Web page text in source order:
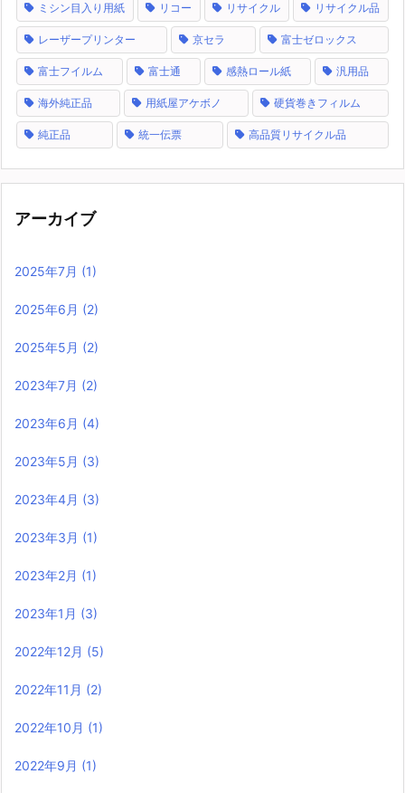
ミシン目入り用紙 リコー リサイクル リサイクル品
レーザープリンター 京セラ 富士ゼロックス
富士フイルム 富士通 感熱ロール紙 汎用品
海外純正品 用紙屋アケボノ 硬貨巻きフィルム
純正品 統一伝票 高品質リサイクル品
アーカイブ
2025年7月 (1)
2025年6月 (2)
2025年5月 (2)
2023年7月 (2)
2023年6月 (4)
2023年5月 (3)
2023年4月 (3)
2023年3月 (1)
2023年2月 (1)
2023年1月 (3)
2022年12月 (5)
2022年11月 (2)
2022年10月 (1)
2022年9月 (1)